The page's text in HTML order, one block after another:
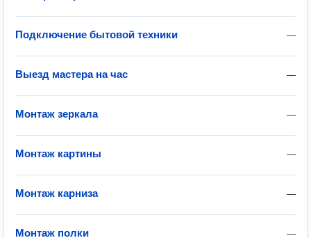
—
Подключение бытовой техники
—
Выезд мастера на час
—
Монтаж зеркала
—
Монтаж картины
—
Монтаж карниза
—
Монтаж полки